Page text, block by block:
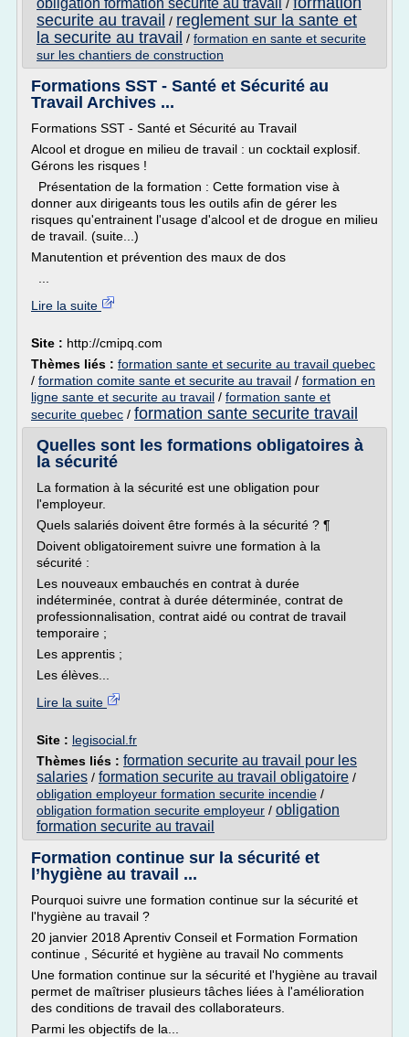
obligation formation securite au travail /
securite au travail / reglement sur la sante et
la securite au travail / formation en sante et securite
sur les chantiers de construction
Formations SST - Santé et Sécurité au
Travail Archives ...
Formations SST - Santé et Sécurité au Travail
Alcool et drogue en milieu de travail : un cocktail explosif.
Gérons les risques !
Présentation de la formation : Cette formation vise à
donner aux dirigeants tous les outils afin de gérer les
risques qu'entrainent l'usage d'alcool et de drogue en milieu
de travail. (suite...)
Manutention et prévention des maux de dos
Lire la suite
Site : http://cmipq.com
Thèmes liés : formation sante et securite au travail quebec
/ formation comite sante et securite au travail / formation en
ligne sante et securite au travail / formation sante et
securite quebec / formation sante securite travail
Quelles sont les formations obligatoires à
la sécurité
La formation à la sécurité est une obligation pour
l'employeur.
Quels salariés doivent être formés à la sécurité ? ¶
Doivent obligatoirement suivre une formation à la
sécurité :
Les nouveaux embauchés en contrat à durée
indéterminée, contrat à durée déterminée, contrat de
professionnalisation, contrat aidé ou contrat de travail
temporaire ;
Les apprentis ;
Les élèves...
Lire la suite
Site : legisocial.fr
Thèmes liés : formation securite au travail pour les
salaries / formation securite au travail obligatoire /
obligation employeur formation securite incendie /
obligation formation securite employeur / obligation
formation securite au travail
Formation continue sur la sécurité et
l’hygiène au travail ...
Pourquoi suivre une formation continue sur la sécurité et
l'hygiène au travail ?
20 janvier 2018 Aprentiv Conseil et Formation Formation
continue , Sécurité et hygiène au travail No comments
Une formation continue sur la sécurité et l'hygiène au travail
permet de maîtriser plusieurs tâches liées à l'amélioration
des conditions de travail des collaborateurs.
Parmi les objectifs de la...